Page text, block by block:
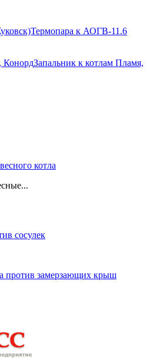
Термопара к АОГВ-11.6
КонордЗапальник к котлам Пламя,
котла
сосулек
против замерзающих крыш